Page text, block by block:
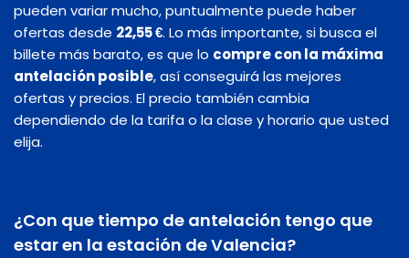
pueden variar mucho, puntualmente puede haber
ofertas desde 22,55 €. Lo más importante, si busca el
billete más barato, es que lo compre con la máxima
antelación posible, así conseguirá las mejores
ofertas y precios. El precio también cambia
dependiendo de la tarifa o la clase y horario que usted
elija.
¿Con que tiempo de antelación tengo que
estar en la estación de Valencia?